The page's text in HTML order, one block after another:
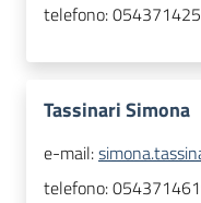
telefono:
Tassinari Simona
e-mail:
telefono: